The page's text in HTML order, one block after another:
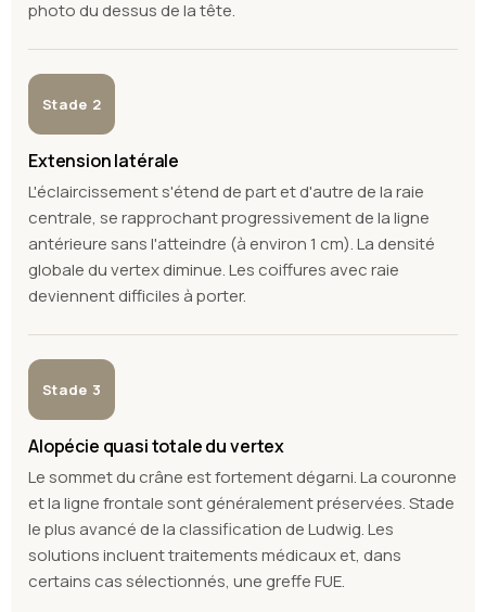
photo du dessus de la tête.
Stade 2
Extension latérale
L'éclaircissement s'étend de part et d'autre de la raie
centrale, se rapprochant progressivement de la ligne
antérieure sans l'atteindre (à environ 1 cm). La densité
globale du vertex diminue. Les coiffures avec raie
deviennent difficiles à porter.
Stade 3
Alopécie quasi totale du vertex
Le sommet du crâne est fortement dégarni. La couronne
et la ligne frontale sont généralement préservées. Stade
le plus avancé de la classification de Ludwig. Les
solutions incluent traitements médicaux et, dans
certains cas sélectionnés, une greffe FUE.